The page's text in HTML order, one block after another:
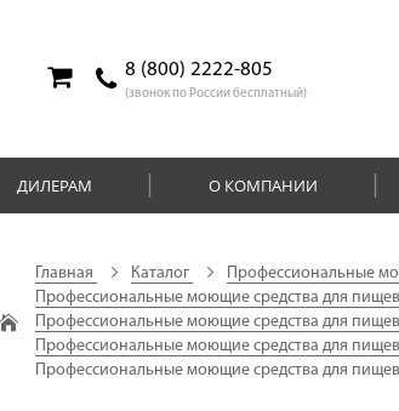
8 (800) 2222-805
(звонок по России бесплатный)
ДИЛЕРАМ О КОМПАНИИ
Главная Каталог
Профессиональные
Профессиональные моющие средства для
Профессиональные моющие средства для
Профессиональные моющие средства для
Профессиональные моющие средства для